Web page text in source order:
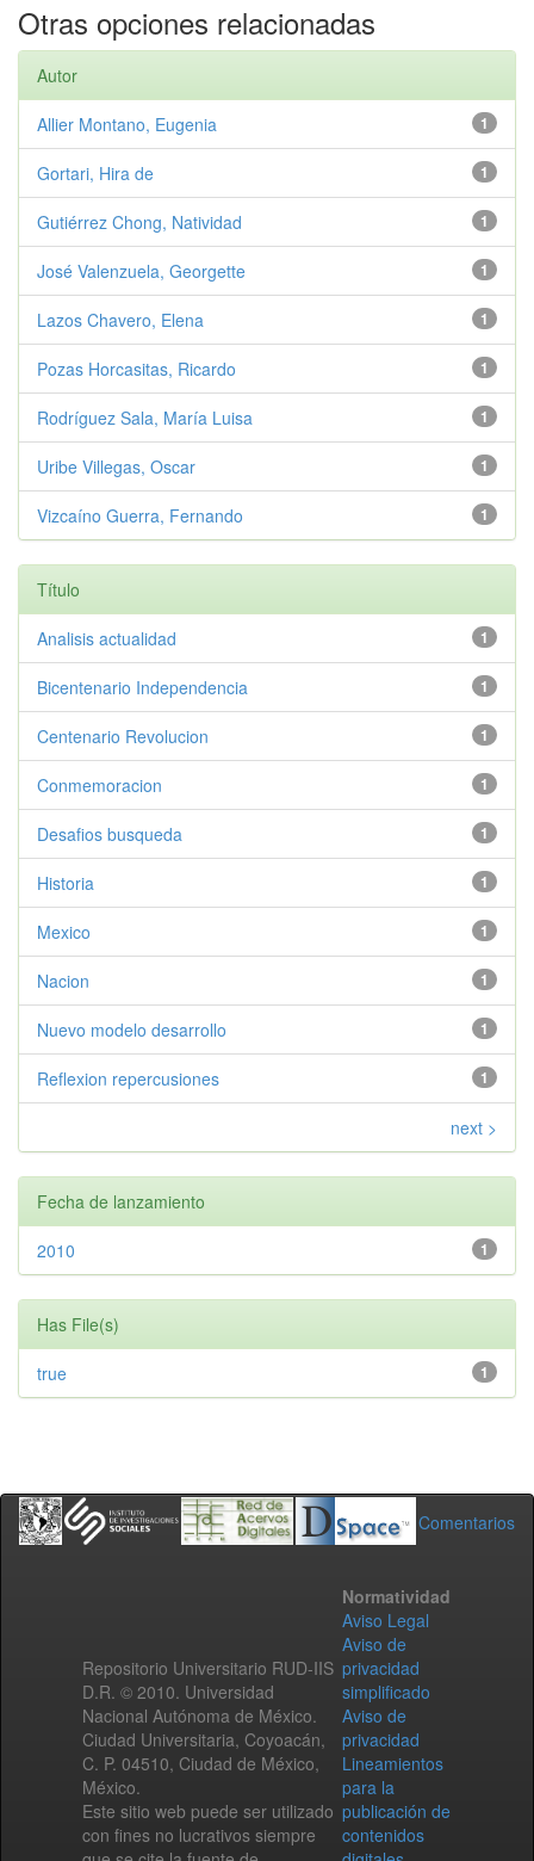
Otras opciones relacionadas
Autor
1
Allier Montano, Eugenia
1
Gortari, Hira de
1
Gutiérrez Chong, Natividad
1
José Valenzuela, Georgette
1
Lazos Chavero, Elena
1
Pozas Horcasitas, Ricardo
1
Rodríguez Sala, María Luisa
1
Uribe Villegas, Oscar
1
Vizcaíno Guerra, Fernando
Título
1
Analisis actualidad
1
Bicentenario Independencia
1
Centenario Revolucion
1
Conmemoracion
1
Desafios busqueda
1
Historia
1
Mexico
1
Nacion
1
Nuevo modelo desarrollo
1
Reflexion repercusiones
next >
Fecha de lanzamiento
1
2010
Has File(s)
1
true
Comentarios
Repositorio Universitario RUD-IIS
D.R. © 2010. Universidad
Nacional Autónoma de México.
Ciudad Universitaria, Coyoacán,
C. P. 04510, Ciudad de México,
México.
Este sitio web puede ser utilizado
con fines no lucrativos siempre
Normatividad
Aviso Legal
Aviso de
privacidad
simplificado
Aviso de
privacidad
Lineamientos
para la
publicación de
contenidos